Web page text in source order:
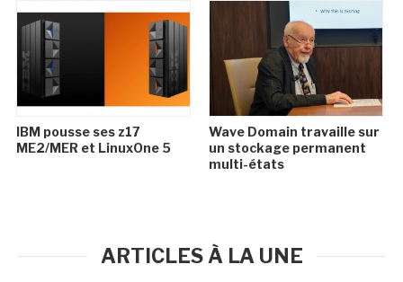
IBM pousse ses z17
ME2/MER et LinuxOne 5
Wave Domain travaille sur
un stockage permanent
multi-états
ARTICLES À LA UNE